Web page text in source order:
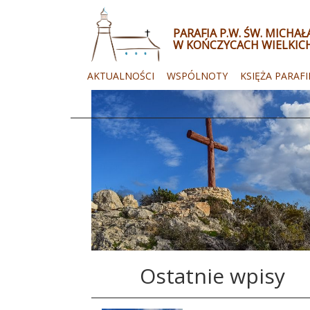
PARAFIA P.W. ŚW.
W KOŃCZYCACH
WSPÓLNOTY KSIĘŻA PARAFII
AKTUALNOŚCI
Ostatnie wpisy